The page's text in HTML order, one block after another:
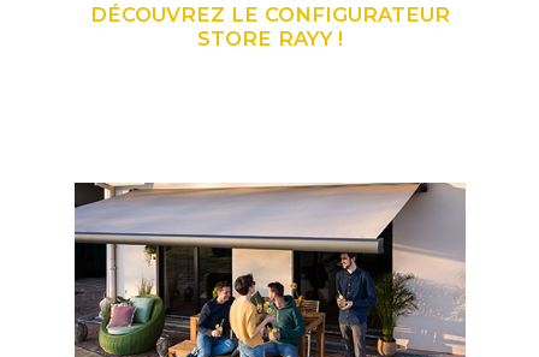
DÉCOUVREZ LE CONFIGURATEUR
STORE RAYY !